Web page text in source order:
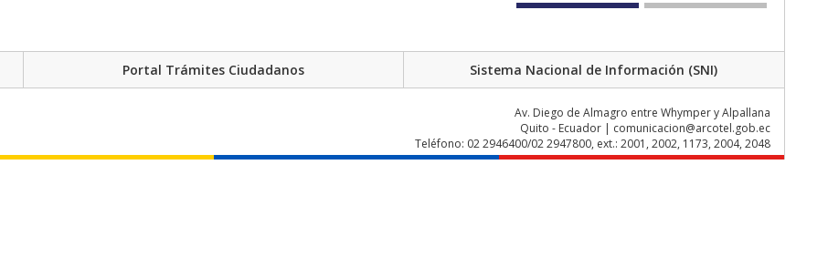
Portal Trámites Ciudadanos Sistema Nacional de Información (SNI)
Av. Diego de Almagro entre Whymper y Alpallana
Quito - Ecuador | comunicacion@arcotel.gob.ec
Teléfono: 02 2946400/02 2947800, ext.: 2001, 2002, 1173, 2004, 2048